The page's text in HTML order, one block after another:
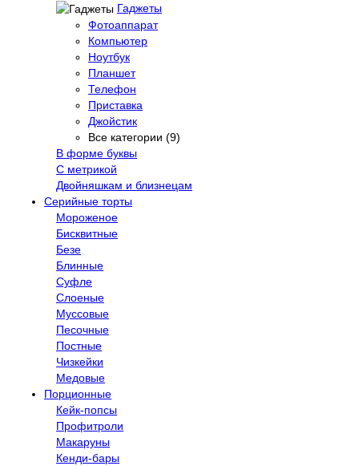
Гаджеты
Фотоаппарат
Компьютер
Ноутбук
Планшет
Телефон
Приставка
Джойстик
Все категории (9)
В форме буквы
С метрикой
Двойняшкам и близнецам
Серийные торты
Мороженое
Бисквитные
Безе
Блинные
Суфле
Слоеные
Муссовые
Песочные
Постные
Чизкейки
Медовые
Порционные
Кейк-попсы
Профитроли
Макаруны
Кенди-бары